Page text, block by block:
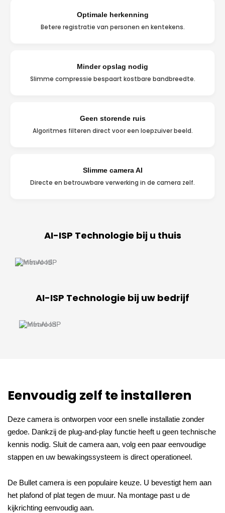
Optimale herkenning
Betere registratie van personen en kentekens.
Minder opslag nodig
Slimme compressie bespaart kostbare bandbreedte.
Geen storende ruis
Algoritmes filteren direct voor een loepzuiver beeld.
Slimme camera AI
Directe en betrouwbare verwerking in de camera zelf.
AI-ISP Technologie bij u thuis
AI-ISP Technologie bij uw bedrijf
Eenvoudig zelf te installeren
Deze camera is ontworpen voor een snelle installatie zonder
gedoe. Dankzij de plug-and-play functie heeft u geen technische
kennis nodig. Sluit de camera aan, volg een paar eenvoudige
stappen en uw bewakingssysteem is direct operationeel.
De Bullet camera is een populaire keuze. U bevestigt hem aan
het plafond of plat tegen de muur. Na montage past u de
kijkrichting eenvoudig aan.